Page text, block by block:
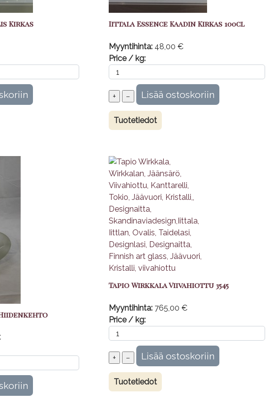
Kirkas Iittala Essence Kaadin Kirkas 100cl
Myyntihinta: 48,00 €
Price / kg:
Tuotetiedot
Tapio Wirkkala Viivahiottu 3545
Myyntihinta: 765,00 €
Price / kg:
Tuotetiedot